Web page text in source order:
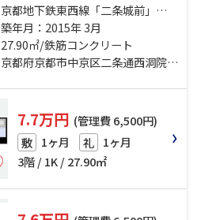
京都地下鉄東西線「二条城前」
駅 徒歩9分 京都市営烏丸線「丸太
町」駅 徒歩10分 京都市営烏丸線
「烏丸御池」駅 徒歩8分
築年月：2015年 3月
27.90㎡/鉄筋コンクリート
京都府京都市中京区二条通西洞院東入正行寺町
7.7万円 (管理費 6,500円)
敷 1ヶ月 礼 1ヶ月
3階 / 1K / 27.90㎡